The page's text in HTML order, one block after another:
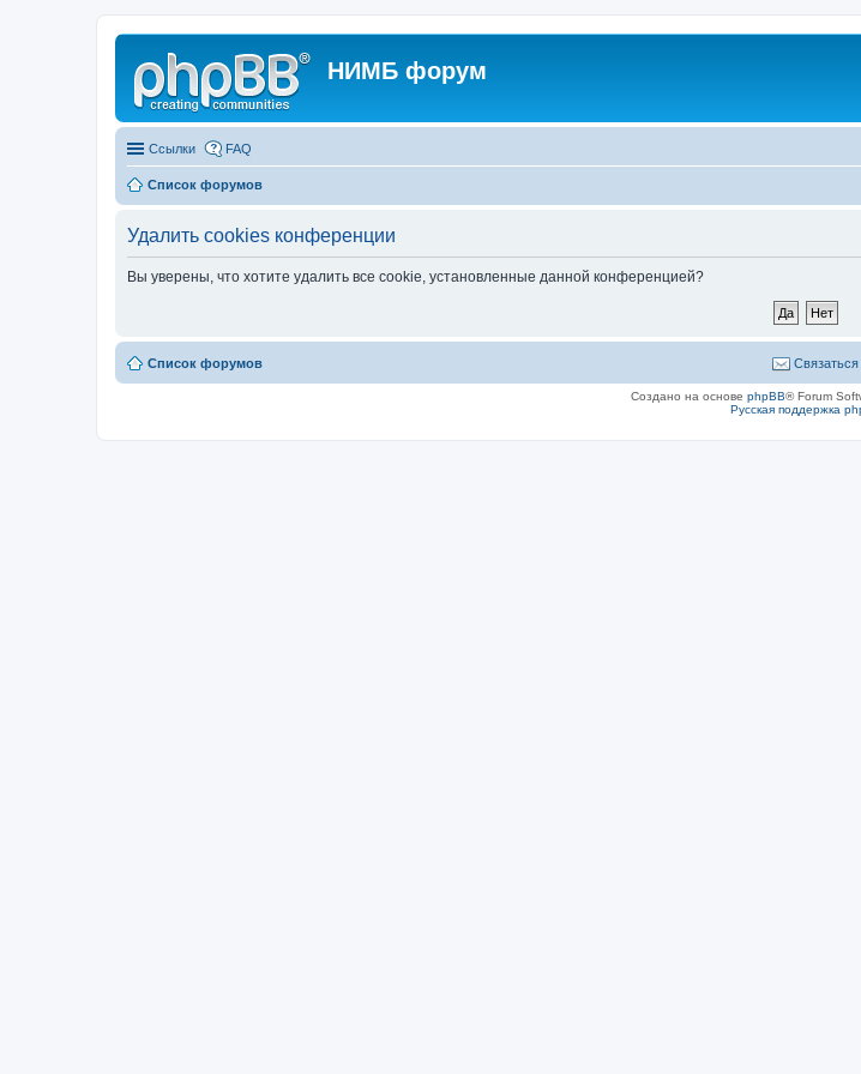
НИМБ форум
Ссылки FAQ
Список форумов
Удалить cookies конференции
Вы уверены, что хотите удалить все cookie, установленные данной конференцией?
Список форумов
Создано на основе phpBB® Forum
Русская поддержка